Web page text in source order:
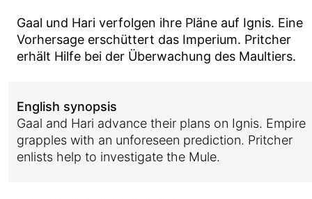
Gaal und Hari verfolgen ihre Pläne auf Ignis. Eine
Vorhersage erschüttert das Imperium. Pritcher
erhält Hilfe bei der Überwachung des Maultiers.
English synopsis
Gaal and Hari advance their plans on Ignis. Empire
grapples with an unforeseen prediction. Pritcher
enlists help to investigate the Mule.